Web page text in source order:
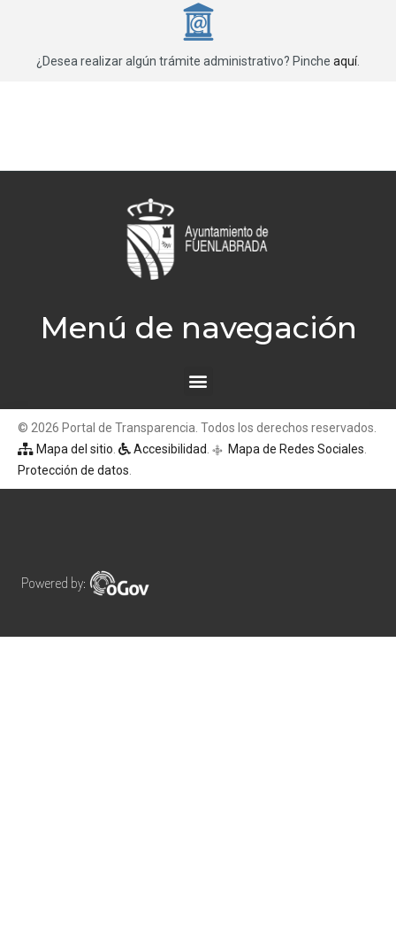
_
¿Desea realizar algún trámite administrativo? Pinche aquí.
Menú de navegación
© 2026 Portal de Transparencia. Todos los derechos reservados.
Mapa del sitio
Accesibilidad q Mapa de Redes Sociales
Protección de datos
Powered by: